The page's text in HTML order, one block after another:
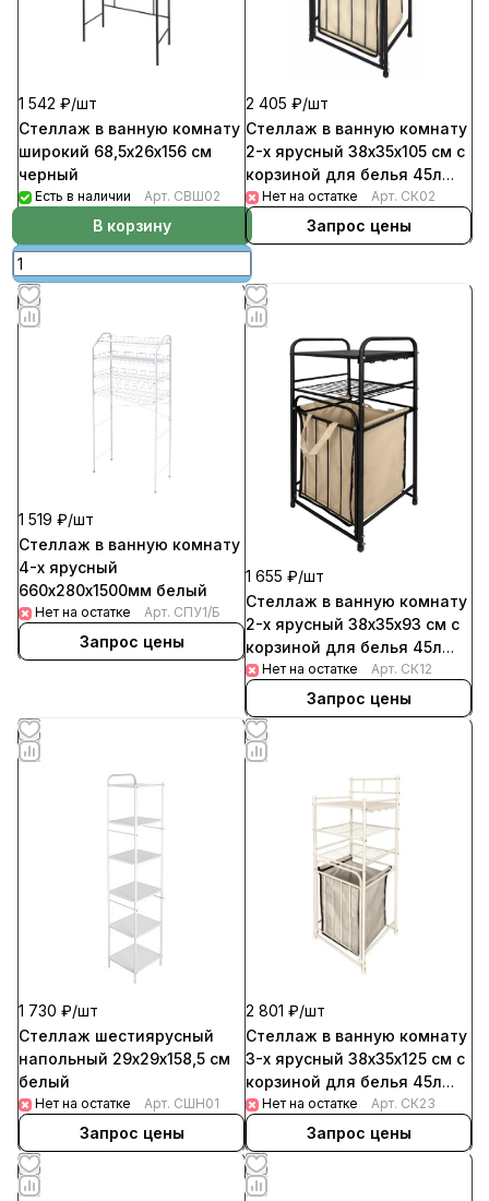
1 542 ₽/шт
Стеллаж в ванную комнату
широкий 68,5х26х156 см
черный
Есть в наличии Арт. СВШ02
В корзину
2 405 ₽/шт
Стеллаж в ванную комнату
2-х ярусный 38х35х105 см с
корзиной для белья 45л
черный
Нет на остатке Арт. СК02
Запрос цены
1 519 ₽/шт
Стеллаж в ванную комнату
4-х ярусный
660х280х1500мм белый
Нет на остатке Арт. СПУ1/Б
Запрос цены
1 655 ₽/шт
Стеллаж в ванную комнату
2-х ярусный 38х35х93 см с
корзиной для белья 45л
черный
Нет на остатке Арт. СК12
Запрос цены
1 730 ₽/шт
Стеллаж шестиярусный
напольный 29х29х158,5 см
белый
Нет на остатке Арт. СШН01
Запрос цены
2 801 ₽/шт
Стеллаж в ванную комнату
3-х ярусный 38х35х125 см с
корзиной для белья 45л
бежевый
Нет на остатке Арт. СК23
Запрос цены